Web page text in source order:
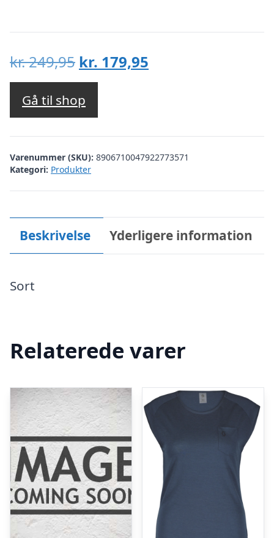
kr.249,95 Den
oprindelige
pris
var:
kr. 249,95.
kr. 179,95
kr. 179,95.
Gå til shop
Varenummer (SKU): 8906710047922773571
Kategori: Produkter
Beskrivelse Yderligere information
Sort
Relaterede varer